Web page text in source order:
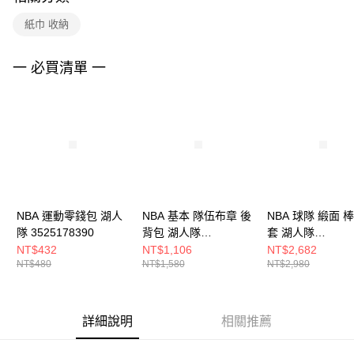
購買商品的店家。未經商家同意取消之訂單仍視為有效，需透過AFTEE先享
※ 交易是否成功請以「AFTEE先享後付 」之結帳頁面顯示為準，若有關於
是否繳費成功／繳費後需取消欲退款等相關疑問，請聯繫「AFTEE先享後付
「AFTEE先享後付」，若未經同意申辦者引起之損失，本公司不負相關責
任。
４．使用「AFTEE先享後付」時，將依據個別帳號之用戶狀況，依本公司即
時審查核予不同之上限額度；若仍有額度不足之情形，本公司將視審查結果
紙巾 收納
一 必買清單 一
NBA 運動零錢包 湖人
隊 3525178390
NT$432
NT$480
NBA 基本 隊伍布章 後
背包 湖人隊
3555174420
NT$1,106
NT$1,580
NBA 球隊 緞面
套 湖人隊
3555144220
NT$2,682
NT$2,980
詳細說明 相關推薦